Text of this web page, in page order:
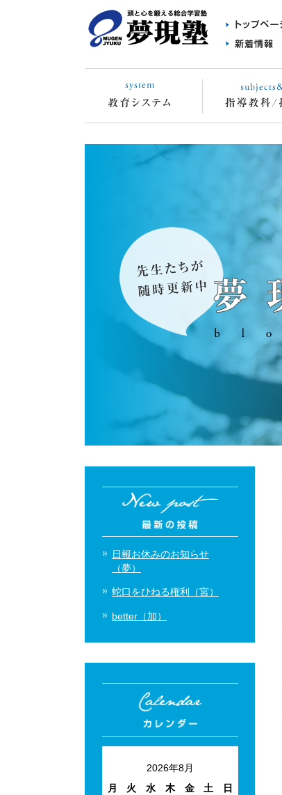
日報お休みのお知らせ
（夢）
蛇口をひねる権利（宮）
better（加）
2026年8月
月
火 水 木 金 土
日